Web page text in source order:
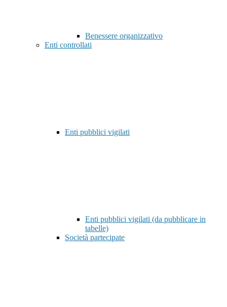
Benessere organizzativo
Enti controllati
Enti pubblici vigilati
Enti pubblici vigilati (da pubblicare in
tabelle)
Società partecipate